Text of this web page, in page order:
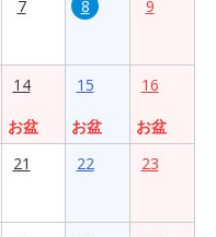
7 8 9
14
お盆
15
お盆
16
お盆
21 22 23